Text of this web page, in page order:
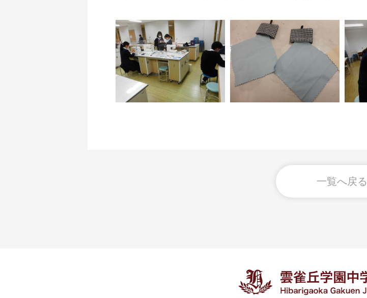
一覧へ戻る